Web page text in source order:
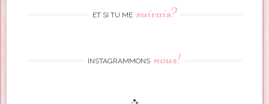
ET SI TU ME suivais?
INSTAGRAMMONS nous!